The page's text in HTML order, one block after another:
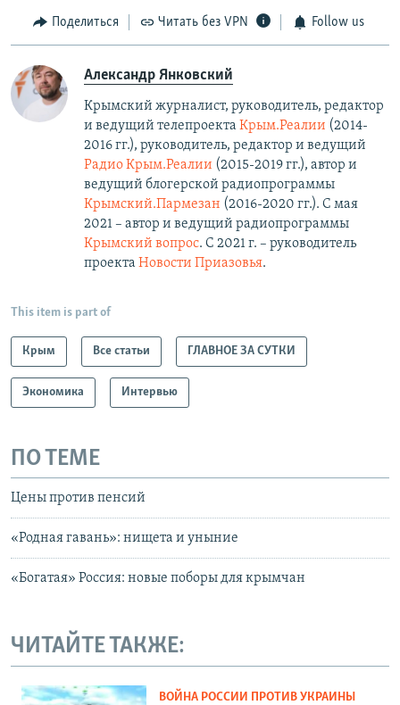
Поделиться Читать без VPN Follow us
Александр Янковский
Крымский журналист, руководитель, редактор
и ведущий телепроекта Крым.Реалии (2014-
2016 гг.), руководитель, редактор и ведущий
Радио Крым.Реалии (2015-2019 гг.), автор и
ведущий блогерской радиопрограммы
Крымский.Пармезан (2016-2020 гг.)​. С мая
2021 – автор и ведущий радиопрограммы
Крымский вопрос. С 2021 г. – руководитель
проекта Новости Приазовья.
This item is part of
Крым Все статьи ГЛАВНОЕ ЗА СУТКИ
Экономика Интервью
ПО ТЕМЕ
Цены против пенсий
«Родная гавань»: нищета и уныние
«Богатая» Россия: новые поборы для крымчан
ЧИТАЙТЕ ТАКЖЕ:
ВОЙНА РОССИИ ПРОТИВ УКРАИНЫ